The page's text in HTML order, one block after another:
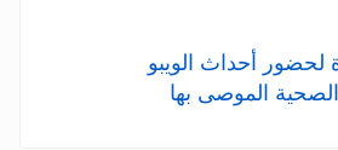
لحضور أحداث الويبو
الصحية الموصى بها